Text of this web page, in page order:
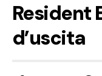
Resident
d’uscita